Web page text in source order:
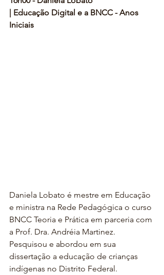
| Educação Digital e a BNCC - Anos
Iniciais
Daniela Lobato é mestre em Educação
e ministra na Rede Pedagógica o curso
BNCC Teoria e Prática em parceria com
a Prof. Dra. Andréia Martinez.
Pesquisou e abordou em sua
dissertação a educação de crianças
indígenas no Distrito Federal.